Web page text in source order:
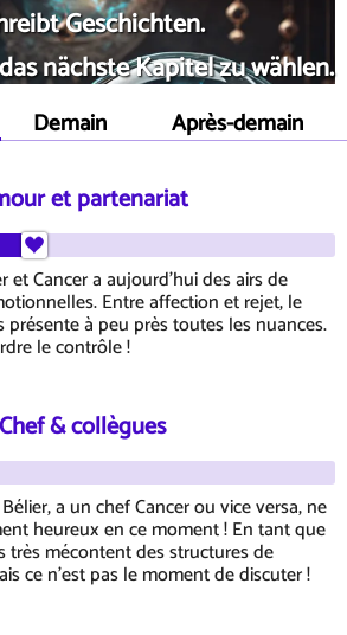
Geschichten.
nächste Kapitel zu wählen.
Demain Après-demain
et partenariat
et Cancer a aujourd'hui des airs de
Entre affection et rejet, le
à peu près toutes les nuances.
le contrôle !
Chef & collègues
a un chef Cancer ou vice versa, ne
heureux en ce moment ! En tant que
très mécontent des structures de
ce n'est pas le moment de discuter !